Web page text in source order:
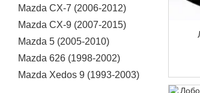
Mazda CX-7 (2006-2012)
Mazda CX-9 (2007-2015)
Mazda 5 (2005-2010)
Mazda 626 (1998-2002)
Mazda Xedos 9 (1993-2003)